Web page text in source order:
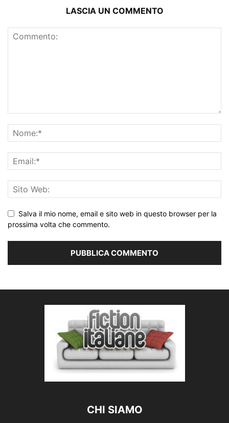
LASCIA UN COMMENTO
Salva il mio nome, email e sito web in questo browser per la
prossima volta che commento.
CHI SIAMO